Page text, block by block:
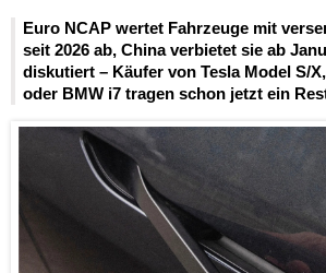
Euro NCAP wertet Fahrzeuge mit
seit 2026 ab, China verbietet sie ab
diskutiert – Käufer von Tesla Model S/
oder BMW i7 tragen schon jetzt ein